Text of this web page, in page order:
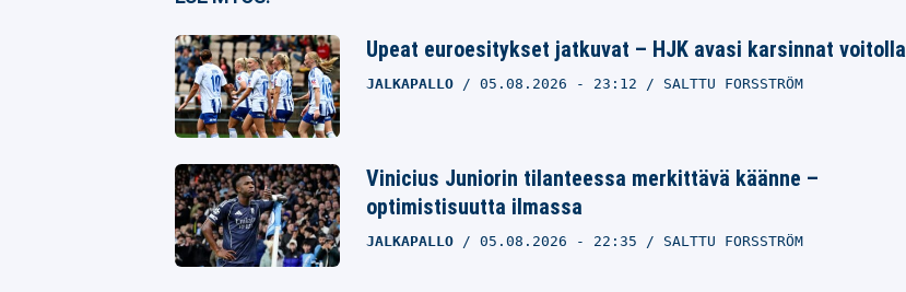
Twitter
Whatsapp
Upeat euroesitykset jatkuvat – HJK avasi karsinnat voitolla
JALKAPALLO 05.08.2026 - 23:12 SALTTU FORSSTRÖM
Vinicius Juniorin tilanteessa merkittävä käänne –
optimistisuutta ilmassa
JALKAPALLO 05.08.2026 - 22:35 SALTTU FORSSTRÖM